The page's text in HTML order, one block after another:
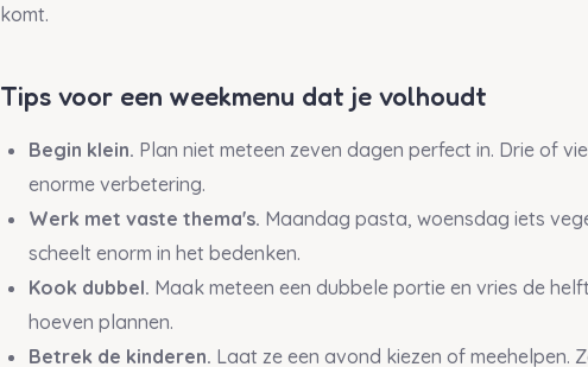
komt.
Tips voor een weekmenu dat je volhoudt
Begin klein. Plan niet meteen zeven dagen perfect in. Drie of
enorme verbetering.
Werk met vaste thema's. Maandag pasta, woensdag iets
scheelt enorm in het bedenken.
Kook dubbel. Maak meteen een dubbele portie en vries de
hoeven plannen.
Betrek de kinderen. Laat ze een avond kiezen of meehelpen.